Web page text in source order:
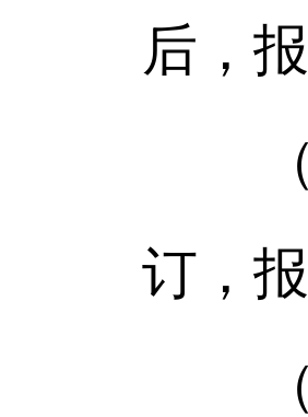
后，
（
订，
（